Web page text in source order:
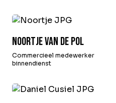
Noortje van de Pol
Commercieel medewerker
binnendienst